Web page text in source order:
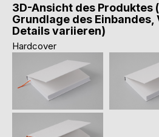
3D-Ansicht des Produktes
Grundlage des Einbandes,
Details variieren)
Hardcover